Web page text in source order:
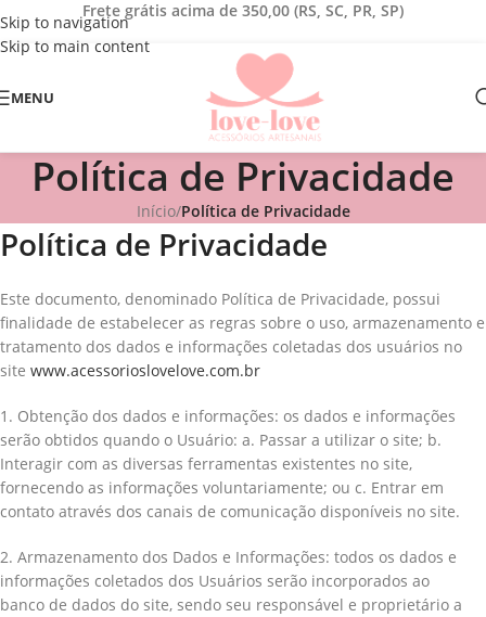
Skip to navigation
Skip to main content
Frete grátis acima de 350,00 (RS, SC, PR, SP)
MENU
Política de Privacidade
Início/Política de Privacidade
Política de Privacidade
Este documento, denominado Política de Privacidade, possui
finalidade de estabelecer as regras sobre o uso, armazenamento e
tratamento dos dados e informações coletadas dos usuários no
site www.acessorioslovelove.com.br
1. Obtenção dos dados e informações: os dados e informações
serão obtidos quando o Usuário: a. Passar a utilizar o site; b.
Interagir com as diversas ferramentas existentes no site,
fornecendo as informações voluntariamente; ou c. Entrar em
contato através dos canais de comunicação disponíveis no site.
2. Armazenamento dos Dados e Informações: todos os dados e
informações coletados dos Usuários serão incorporados ao
banco de dados do site, sendo seu responsável e proprietário a